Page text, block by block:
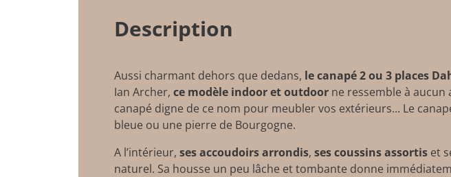
Description
Aussi charmant dehors que dedans, le canapé 2 ou 3 places
Ian Archer, ce modèle indoor et outdoor ne ressemble à aucun
canapé digne de ce nom pour meubler vos extérieurs... Le
bleue ou une pierre de Bourgogne.
A l’intérieur, ses accoudoirs arrondis, ses coussins assortis et
naturel. Sa housse un peu lâche et tombante donne